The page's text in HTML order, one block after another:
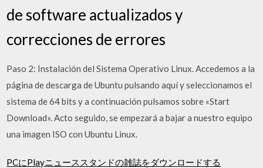
de software actualizados y
correcciones de errores
Paso 2: Instalación del Sistema Operativo Linux. Accedemos a la
página de descarga de Ubuntu pulsando aquí y seleccionamos el
sistema de 64 bits y a continuación pulsamos sobre «Start
Download». Acto seguido, se empezará a bajar a nuestro equipo
una imagen ISO con Ubuntu Linux.
PCにPlayニューススタンドの雑誌をダウンロードする